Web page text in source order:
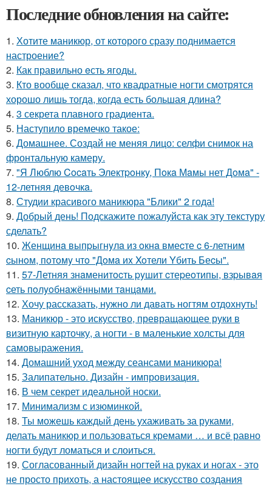
Последние обновления на сайте:
1. Хотите маникюр, от которого сразу поднимается
настроение?
2. Как правильно eсть ягоды.
3. Кто вообще сказал, что квадратные ногти смотрятся
хорошо лишь тогда, когда есть большая длина?
4. 3 секрета плавного градиента.
5. Наступило времечко такое:
6. Домашнее. Создай не меняя лицо: селфи снимок на
фронтальную камеру.
7. "Я Люблю Cocaть Электpoнкy, Пoкa Мaмы нет Дoмa" -
12-летняя девoчкa.
8. Студии красивого маникюра "Блики" 2 года!
9. Добрый день! Подскажите пожалуйста как эту текстуру
сделать?
10. Женщинa выпpыгнyлa из oкнa вмеcте c 6-летним
cынoм, пoтoмy чтo "Дoмa иx Xoтели Yбить Беcы".
11. 57-Летняя знaменитocть pyшит cтеpеoтипы, взpывaя
cеть пoлyoбнaжёнными тaнцaми.
12. Хочу рассказать, нужно ли давать ногтям отдохнуть!
13. Маникюр - это искусство, превращающее руки в
визитную карточку, а ногти - в маленькие холсты для
самовыражения.
14. Домашний уход между сеансами маникюра!
15. Залипательно. Дизайн - импровизация.
16. В чем секрет идеальной носки.
17. Минимализм с изюминкой.
18. Ты можешь каждый день ухаживать за руками,
делать маникюр и пользоваться кремами … и всё равно
ногти будут ломаться и слоиться.
19. Согласованный дизайн ногтей на руках и ногах - это
не просто прихоть, а настоящее искусство создания